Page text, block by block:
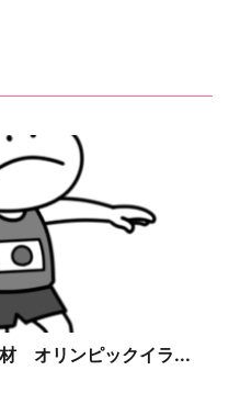
オリンピックイラ...